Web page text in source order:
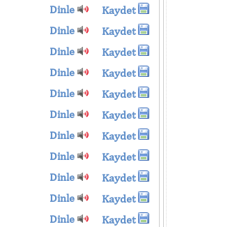
Dinle
Kaydet
Dinle
Kaydet
Dinle
Kaydet
Dinle
Kaydet
Dinle
Kaydet
Dinle
Kaydet
Dinle
Kaydet
Dinle
Kaydet
Dinle
Kaydet
Dinle
Kaydet
Dinle
Kaydet